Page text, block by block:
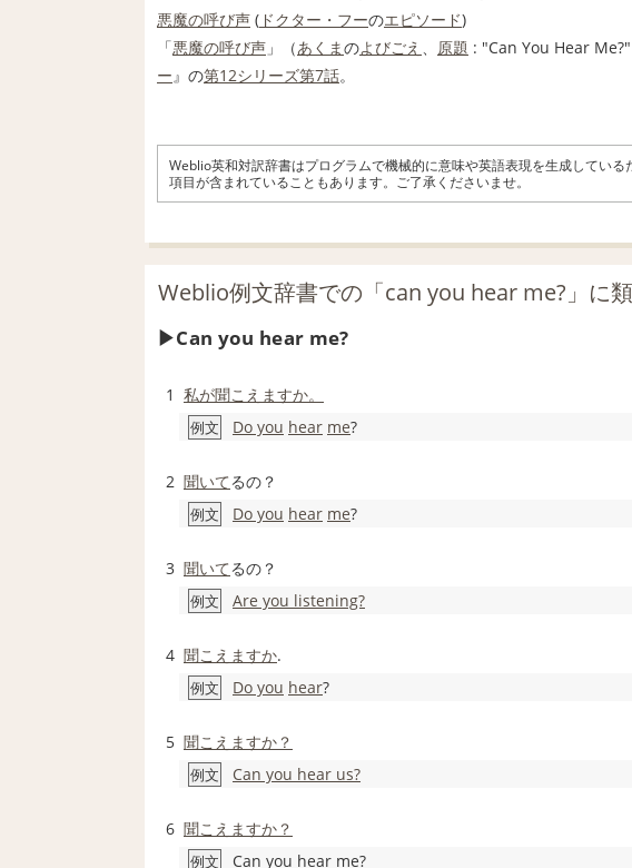
悪魔の呼び声 ( ドクター・フーのエピソード)
「悪魔の呼び声 」（あくまのよびごえ 、 原題 : "Can You Hear Me?"
ー』の第12シリーズ第7話。
Weblio英和対訳辞書はプログラムで機械的に意味や英語表現を生成している
項目が含まれていることもあります。ご了承くださいませ。
Weblio例文辞書での「can you hear me?」に
Can you hear me?
1 私が聞こえますか。
例文 Do you hear me?
2 聞いてるの？
例文 Do you hear me?
3 聞いてるの？
例文 Are you listening?
4 聞こえますか.
例文 Do you hear?
5 聞こえますか？
例文 Can you hear us?
6 聞こえますか？
例文 Can you hear me?